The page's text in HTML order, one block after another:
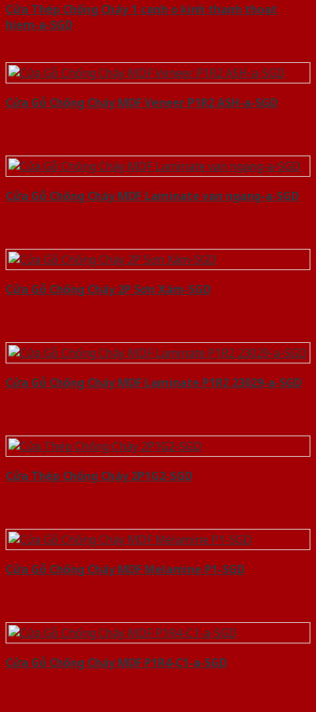
Cửa Thép Chống Cháy 1 canh o kinh thanh thoat
hiem-a-SGD
Cửa Gỗ Chống Cháy MDF Veneer P1R2 ASH-a-SGD
Cửa Gỗ Chống Cháy MDF Laminate van ngang-a-SGD
Cửa Gỗ Chống Cháy 2P Sơn Xám-SGD
Cửa Gỗ Chống Cháy MDF Laminate P1R2 23029-a-SGD
Cửa Thép Chống Cháy 2P1G2-SGD
Cửa Gỗ Chống Cháy MDF Melamine P1-SGD
Cửa Gỗ Chống Cháy MDF P1R4-C1-a-SGD